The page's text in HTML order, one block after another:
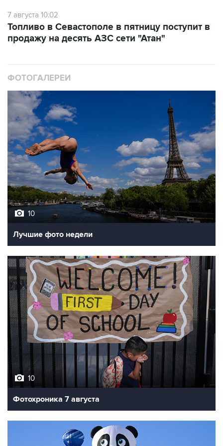
продажу на десять АЗС сети "Атан"
10
Лучшие фото недели
10
Фотохроника 7 августа